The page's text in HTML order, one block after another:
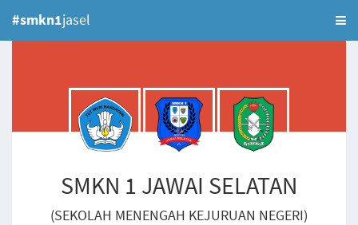
#smkn1jasel
SMKN 1 JAWAI SELATAN
(SEKOLAH MENENGAH KEJURUAN NEGERI)